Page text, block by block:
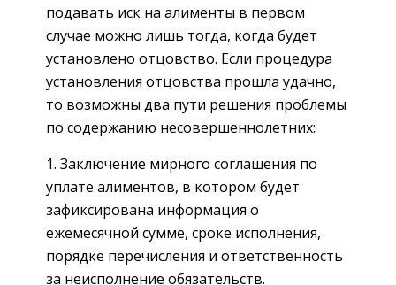
подавать иск на алименты в первом
случае можно лишь тогда, когда будет
установлено отцовство. Если процедура
установления отцовства прошла удачно,
то возможны два пути решения проблемы
по содержанию несовершеннолетних:
Заключение мирного соглашения по
уплате алиментов, в котором будет
зафиксирована информация о
ежемесячной сумме, сроке исполнения,
порядке перечисления и ответственность
за неисполнение обязательств.